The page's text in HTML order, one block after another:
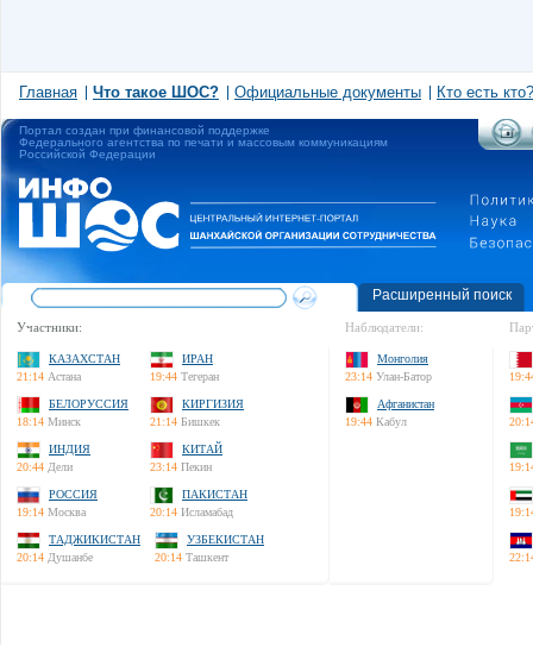
Главная Что такое ШОС? Официальные документы Кто есть кто?
Портал создан при финансовой поддержке
Федерального агентства по печати и массовым коммуникациям
Российской Федерации
Расширенный поиск
Участники:
КАЗАХСТАН
21:14 Астана
ИРАН
19:44 Тегеран
БЕЛОРУССИЯ
18:14 Минск
КИРГИЗИЯ
21:14 Бишкек
ИНДИЯ
20:44 Дели
КИТАЙ
23:14 Пекин
РОССИЯ
19:14 Москва
ПАКИСТАН
20:14 Исламабад
ТАДЖИКИСТАН
20:14 Душанбе
УЗБЕКИСТАН
20:14 Ташкент
Наблюдатели:
Монголия
23:14 Улан-Батор
Афганистан
19:44 Кабул